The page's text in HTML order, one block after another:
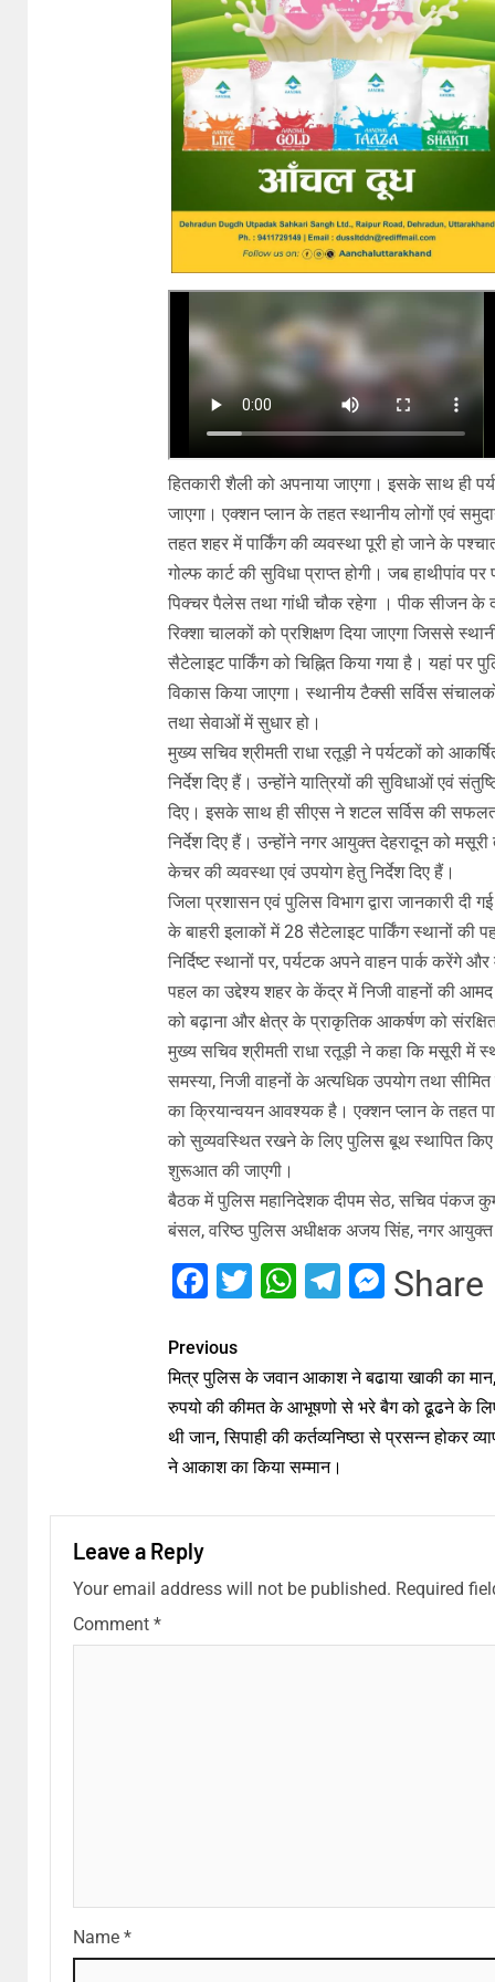
हितकारी शैली को अपनाया जाएगा। इसके साथ ही
जाएगा। एक्शन प्लान के तहत स्थानीय लोगों एवं
तहत शहर में पार्किंग की व्यवस्था पूरी हो जाने के
गोल्फ कार्ट की सुविधा प्राप्त होगी। जब हाथीपांव
पिक्चर पैलेस तथा गांधी चौक रहेगा । पीक सीजन के
रिक्शा चालकों को प्रशिक्षण दिया जाएगा जिससे
सैटेलाइट पार्किंग को चिह्नित किया गया है। यहां
विकास किया जाएगा। स्थानीय टैक्सी सर्विस
तथा सेवाओं में सुधार हो।
मुख्य सचिव श्रीमती राधा रतूड़ी ने पर्यटकों को
निर्देश दिए हैं। उन्होंने यात्रियों की सुविधाओं एवं
दिए। इसके साथ ही सीएस ने शटल सर्विस की
निर्देश दिए हैं। उन्होंने नगर आयुक्त देहरादून को
केचर की व्यवस्था एवं उपयोग हेतु निर्देश दिए हैं।
जिला प्रशासन एवं पुलिस विभाग द्वारा जानकारी
के बाहरी इलाकों में 28 सैटेलाइट पार्किंग स्थानों
निर्दिष्ट स्थानों पर, पर्यटक अपने वाहन पार्क
पहल का उद्देश्य शहर के केंद्र में निजी वाहनों की
को बढ़ाना और क्षेत्र के प्राकृतिक आकर्षण को
मुख्य सचिव श्रीमती राधा रतूड़ी ने कहा कि मसूरी में
समस्या, निजी वाहनों के अत्यधिक उपयोग तथा सीमित
का क्रियान्वयन आवश्यक है। एक्शन प्लान के तहत
को सुव्यवस्थित रखने के लिए पुलिस बूथ स्थापित किए
शुरूआत की जाएगी।
बैठक में पुलिस महानिदेशक दीपम सेठ, सचिव पंकज
बंसल, वरिष्ठ पुलिस अधीक्षक अजय सिंह, नगर आयुक्त
Facebook
Twitter
WhatsApp
Telegram
Share
Previous
मित्र पुलिस के जवान आकाश ने बढाया खाकी का
रुपयो की कीमत के आभूषणो से भरे बैग को ढूढने के
थी जान, सिपाही की कर्तव्यनिष्ठा से प्रसन्न होकर
ने आकाश का किया सम्मान।
Leave a Reply
Your email address will not be published. Required
Comment *
Name *